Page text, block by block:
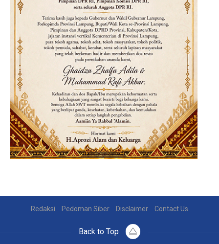
Redaksi Pedoman Siber Disclaimer Contact Us
Back to Top